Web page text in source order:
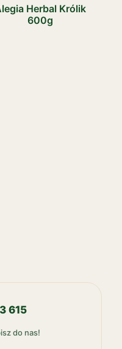
Herbal Królik
600g
615
do nas!